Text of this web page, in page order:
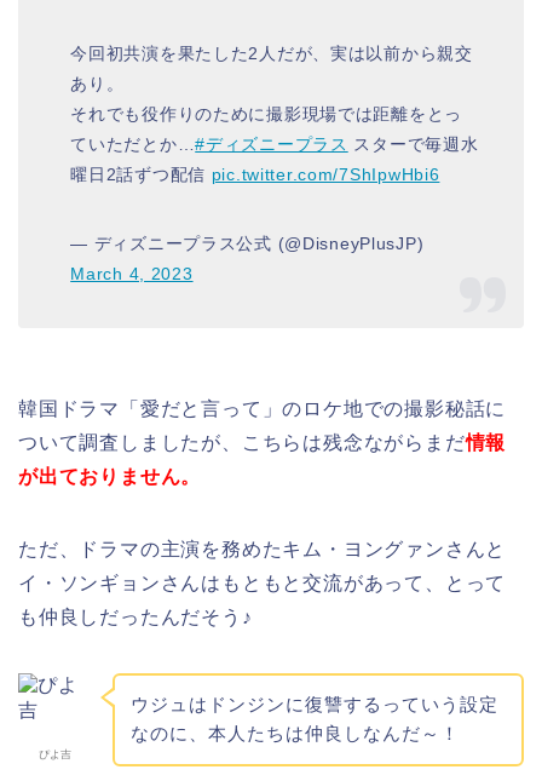
今回初共演を果たした2人だが、実は以前から親交
あり。
それでも役作りのために撮影現場では距離をとっ
ていただとか…#ディズニープラス スターで毎週水
曜日2話ずつ配信 pic.twitter.com/7ShIpwHbi6
— ディズニープラス公式 (@DisneyPlusJP)
March 4, 2023
韓国ドラマ「愛だと言って」のロケ地での撮影秘話に
ついて調査しましたが、こちらは残念ながらまだ情報
が出ておりません。
ただ、ドラマの主演を務めたキム・ヨングァンさんと
イ・ソンギョンさんはもともと交流があって、とって
も仲良しだったんだそう♪
ぴよ吉
ウジュはドンジンに復讐するっていう設定
なのに、本人たちは仲良しなんだ～！